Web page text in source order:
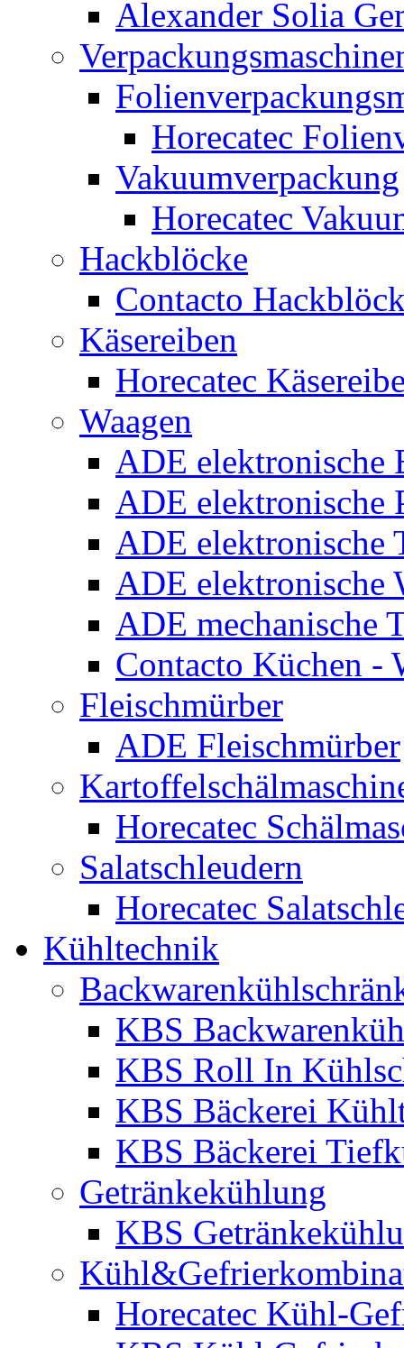
Alexander Solia
Horecatec
Vakuumverpackung
Horecatec
Hackblöcke
Contacto
Käsereiben
Horecatec
Waagen
ADE elektronische
ADE elektronische
ADE elektronische
ADE elektronische
ADE mechanische
Contacto Küchen -
Fleischmürber
ADE Fleischmürber
Horecatec
Salatschleudern
Horecatec
Kühltechnik
KBS
KBS Roll In
KBS Bäckerei
KBS Bäckerei
Getränkekühlung
KBS
Horecatec Kühl-